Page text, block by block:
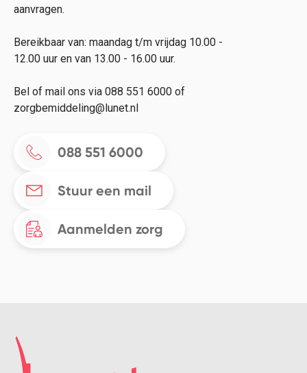
aanvragen.
Bereikbaar van: maandag t/m vrijdag 10.00 -
12.00 uur en van 13.00 - 16.00 uur.
Bel of mail ons via 088 551 6000 of
zorgbemiddeling@lunet.nl
088 551 6000
Stuur een mail
Aanmelden zorg